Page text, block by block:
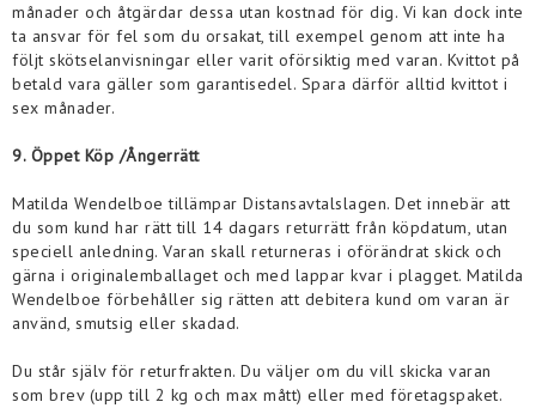
månader och åtgärdar dessa utan kostnad för dig. Vi kan dock inte
ta ansvar för fel som du orsakat, till exempel genom att inte ha
följt skötselanvisningar eller varit oförsiktig med varan. Kvittot på
betald vara gäller som garantisedel. Spara därför alltid kvittot i
sex månader.
9. Öppet Köp /Ångerrätt
Matilda Wendelboetillämpar Distansavtalslagen. Det innebär att
du som kund har rätt till 14 dagars returrätt från köpdatum, utan
speciell anledning. Varan skall returneras i oförändrat skick och
gärna i originalemballaget och med lappar kvar i plagget. Matilda
Wendelboe förbehåller sig rätten att debitera kund om varan är
använd, smutsig eller skadad.
Du står själv för returfrakten. Du väljer om du vill skicka varan
som brev (upp till 2 kg och max mått) eller med företagspaket.